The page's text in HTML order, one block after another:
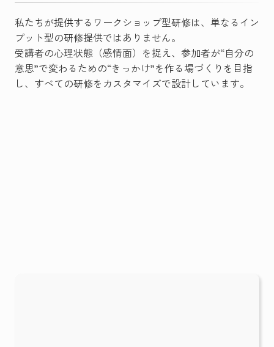
私たちが提供するワークショップ型研修は、単なるイン
プット型の研修提供ではありません。
受講者の心理状態（感情面）を捉え、参加者が“自分の
意思”で変わるための“きっかけ”を作る場づくりを目指
し、すべての研修をカスタマイズで設計しています。